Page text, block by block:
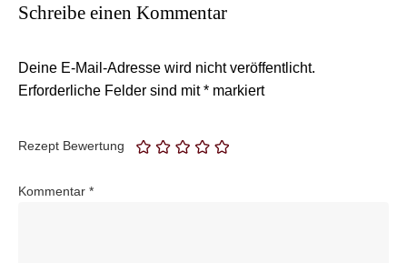
Schreibe einen Kommentar
Deine E-Mail-Adresse wird nicht veröffentlicht.
Erforderliche Felder sind mit* markiert
Rezept Bewertung
Kommentar *